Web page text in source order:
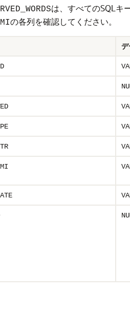
は、すべてのSQLキ
の各列を確認してください。
デ